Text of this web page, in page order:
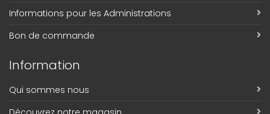
Informations pour les Administrations
Bon de commande
Information
Qui sommes nous